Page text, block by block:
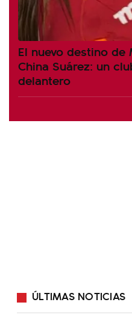
El nuevo destino de
China Suárez: un
delantero
ÚLTIMAS NOTICIAS